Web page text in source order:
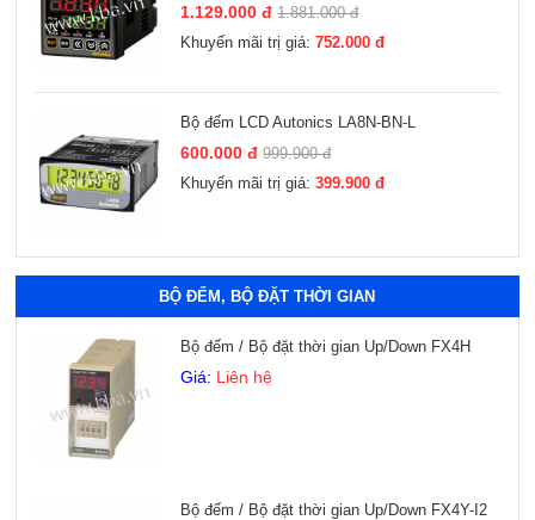
1.129.000 đ 1.881.000 đ
Khuyến mãi trị giá:752.000 đ
Bộ đếm LCD Autonics LA8N-BN-L
600.000 đ 999.900 đ
Khuyến mãi trị giá:399.900 đ
BỘ ĐẾM, BỘ ĐẶT THỜI GIAN
Bộ đếm / Bộ đặt thời gian Up/Down FX4H
Giá: Liên hệ
Bộ đếm / Bộ đặt thời gian Up/Down FX4Y-I2